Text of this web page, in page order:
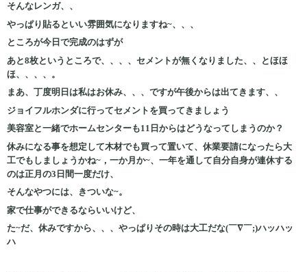
そんなレンガ、、
やっぱり貼るといい雰囲気になりますね~、、、
ところが今日で完成のはずが
あと8枚というところで、、、、セメントが無くなりました、、とほほ
ほ、、、、。
まあ、丁度明日は私はお休み、、、ですが午後からは出てきます、、
ジョイフルホンダに行ってセメントを買ってきましょう
美容室と一緒でホームセンターも11日からはどうなってしまうのか？
休みになる事を想定して木材でも買って置いて、休業要請になったら大
工でもしましょうかね~，一か月か~、一年を通して自分自身が連休する
のは正月の3日間一度だけ、
そんなやつには、きついな~。
家で仕事ができるならいいけど、
た~だ、休みですから、、、やっぱりその時は大工だな(￣∇￣;)ハッハッ
ハ